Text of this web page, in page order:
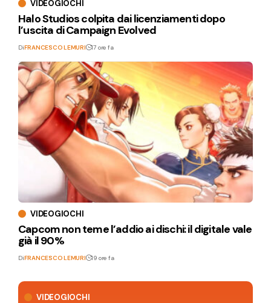
VIDEOGIOCHI
VIDEOGIOCHI
Halo Studios colpita dai licenziamenti dopo
l’uscita di Campaign Evolved
DiFRANCESCO LEMURI 17 ore fa
VIDEOGIOCHI
Capcom non teme l’addio ai dischi: il digitale vale
già il 90%
DiFRANCESCO LEMURI 19 ore fa